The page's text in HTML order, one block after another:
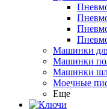
Машинки
Машинки
Машинки
Моечные
Еще